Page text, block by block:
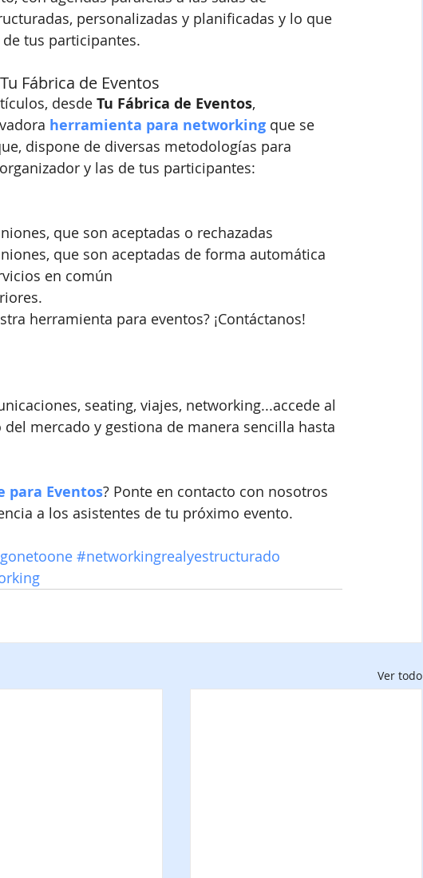
personalizadas y planificadas y lo que
tus participantes.
Fábrica de Eventos
desde Tu Fábrica de Eventos,
herramienta para networking que se
dispone de diversas metodologías para
y las de tus participantes:
que son aceptadas o rechazadas
que son aceptadas de forma automática
en común
herramienta para eventos? ¡Contáctanos!
seating, viajes, networking...accede al
mercado y gestiona de manera sencilla hasta
para Eventos? Ponte en contacto con nosotros
a los asistentes de tu próximo evento.
#networkingrealyestructurado
Ver todo